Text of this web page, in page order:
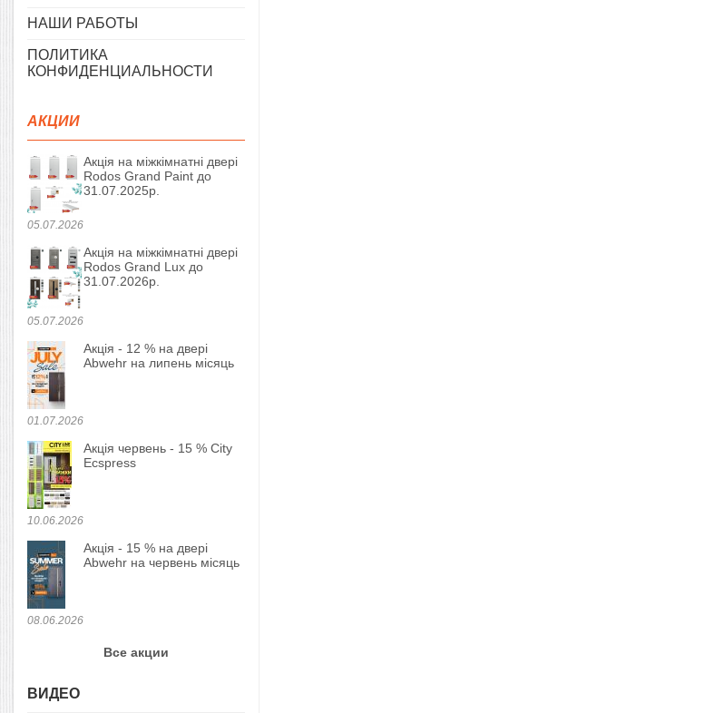
НАШИ РАБОТЫ
ПОЛИТИКА
КОНФИДЕНЦИАЛЬНОСТИ
АКЦИИ
05.07.2026
Акція на міжкімнатні двері
Rodos Grand Paint до
31.07.2025р.
05.07.2026
Акція на міжкімнатні двері
Rodos Grand Lux до
31.07.2026р.
01.07.2026
Акція - 12 % на двері
Abwehr на липень місяць
10.06.2026
Акція червень - 15 % City
Ecspress
08.06.2026
Акція - 15 % на двері
Abwehr на червень місяць
Все акции
ВИДЕО